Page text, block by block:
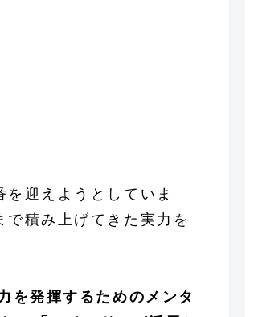
迎えようとしていま
積み上げてきた実力を
を発揮するためのメンタ